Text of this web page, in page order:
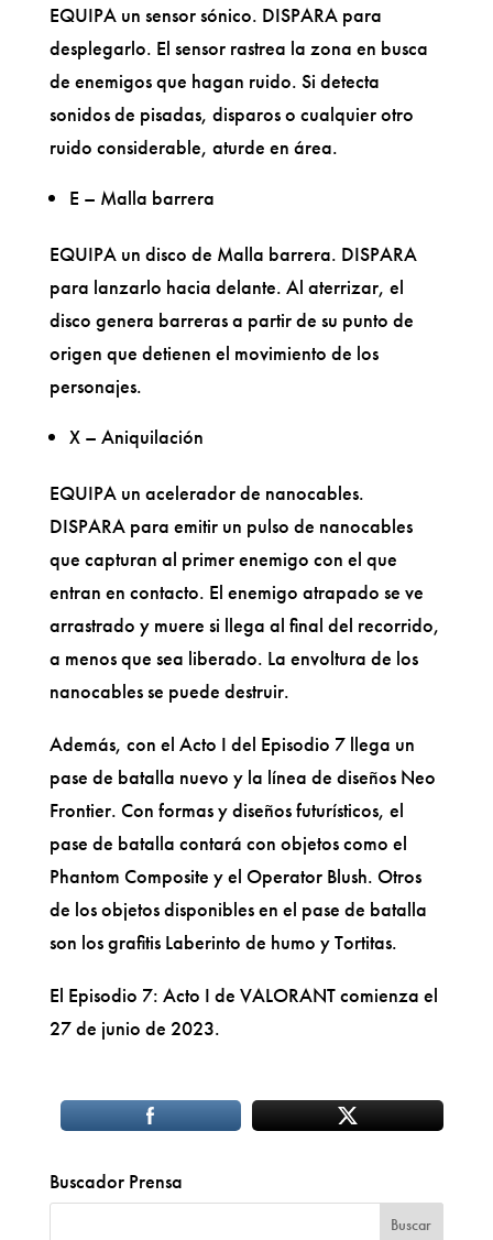
EQUIPA un sensor sónico. DISPARA para
desplegarlo. El sensor rastrea la zona en busca
de enemigos que hagan ruido. Si detecta
sonidos de pisadas, disparos o cualquier otro
ruido considerable, aturde en área.
E – Malla barrera
EQUIPA un disco de Malla barrera. DISPARA
para lanzarlo hacia delante. Al aterrizar, el
disco genera barreras a partir de su punto de
origen que detienen el movimiento de los
personajes.
X – Aniquilación
EQUIPA un acelerador de nanocables.
DISPARA para emitir un pulso de nanocables
que capturan al primer enemigo con el que
entran en contacto. El enemigo atrapado se ve
arrastrado y muere si llega al final del recorrido,
a menos que sea liberado. La envoltura de los
nanocables se puede destruir.
Además, con el Acto I del Episodio 7 llega un
pase de batalla nuevo y la línea de diseños Neo
Frontier. Con formas y diseños futurísticos, el
pase de batalla contará con objetos como el
Phantom Composite y el Operator Blush. Otros
de los objetos disponibles en el pase de batalla
son los grafitis Laberinto de humo y Tortitas.
El Episodio 7: Acto I de VALORANT comienza el
27 de junio de 2023.
Buscador Prensa